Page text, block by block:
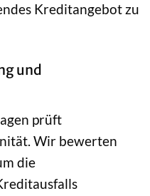
Kreditangebot zu
und
prüft
Wir bewerten
die